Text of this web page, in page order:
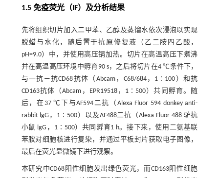
1.5 免疫荧光（IF）及分析结果
先将组织切片加入二甲苯、乙醇及蒸馏水依次浸泡以实现
脱蜡与水化，随后置于抗原修复液（乙二胺四乙酸，
pH=9.0）中，并使用高压锅加热。切片在高温高压下煮沸
并在高温高压环境中孵育90 s，之后将切片在4 ℃条件下，
与一抗—抗CD68抗体（Abcam，C68/684，1∶100）和抗
CD163抗体（Abcam，EPR19518，1∶500）共同孵育。随
后，在37 ℃下与AF594二抗（Alexa Fluor 594 donkey anti-
rabbit lgG，1∶500）以及AF488二抗（Alexa Fluor 488 驴抗
小鼠 lgG，1∶500）共同孵育1 h。接下来，使用二氨基联
苯胺对细胞核进行复染，并通过平板封片获取电子图像，
最后在荧光显微镜下进行观察。
本研究中CD68阳性细胞发出绿色荧光，而CD163阳性细胞